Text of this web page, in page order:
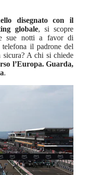
disegnato con il
globale, si scopre
sue notti a favor di
il padrone del
sicura? A chi si chiede
l’Europa. Guarda,
.